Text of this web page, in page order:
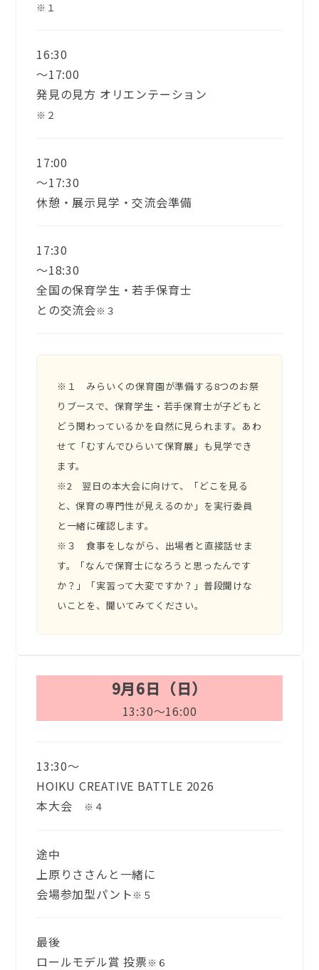
※１
16:30
〜17:00
発見の見方 オリエンテーション
※２
17:00
〜17:30
休憩・展示見学・交流会準備
17:30
〜18:30
全国の保育学生・若手保育士
との交流会※３
※１ みらいくの保育園が準備する8つのお祭
りブースで、保育学生・若手保育士が子どもと
どう関わっているかを自然に見られます。あわ
せて「むすんでひらいて保育展」も見学でき
ます。
※2 翌日の本大会に向けて、「どこを見る
と、保育の専門性が見えるのか」を実行委員
と一緒に確認します。
※３ 食事をしながら、出場者と直接話せま
す。「なんで保育士になろうと思ったんです
か？」「実習って大変ですか？」普段聞けな
いことを、聞いてみてください。
9月6日（日）
13:30〜16:00
13:30〜
HOIKU CREATIVE BATTLE 2026
本大会
※４
途中
上原りささんと一緒に
会場参加型パント ※５
最後
ロールモデル賞 投票※６